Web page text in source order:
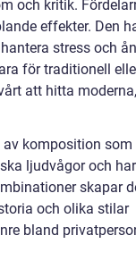
och kritik.
effekter. Den
stress och
för traditionell
att hitta moderna,
komposition som
ljudvågor och
skapar
och olika stilar
bland